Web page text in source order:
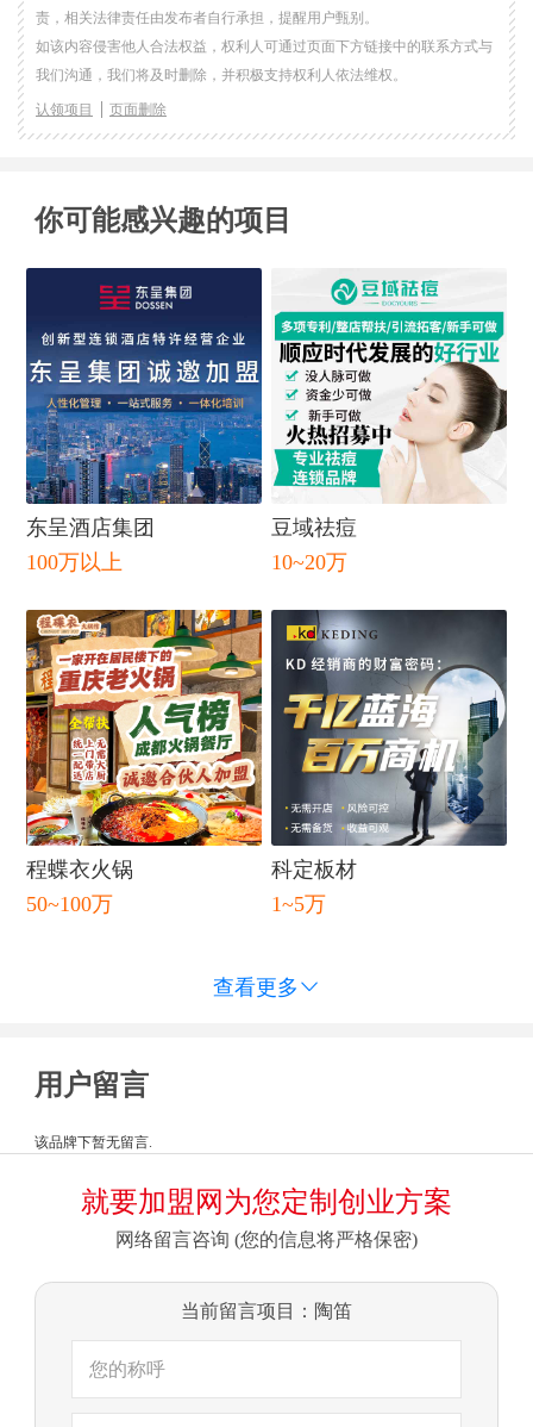
责，相关法律责任由发布者自行承担，提醒用户甄别。
如该内容侵害他人合法权益，权利人可通过页面下方链接中的联系方式与
我们沟通，我们将及时删除，并积极支持权利人依法维权。
认领项目 页面删除
你可能感兴趣的项目
东呈酒店集团
100万以上
豆域祛痘
10~20万
程蝶衣火锅
50~100万
科定板材
1~5万
查看更多 
用户留言
该品牌下暂无留言.
就要加盟网为您定制创业方案
网络留言咨询 (您的信息将严格保密)
当前留言项目：陶笛